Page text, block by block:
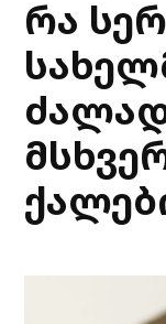
რა